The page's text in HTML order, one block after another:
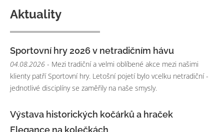
Aktuality
Sportovní hry 2026 v netradičním hávu
04.08.2026 - Mezi tradiční a velmi oblíbené akce mezi našimi
klienty patří Sportovní hry. Letošní pojetí bylo vcelku netradiční -
jednotlivé disciplíny se zaměřily na naše smysly.
Výstava historických kočárků a hraček
Elegance na kolečkách